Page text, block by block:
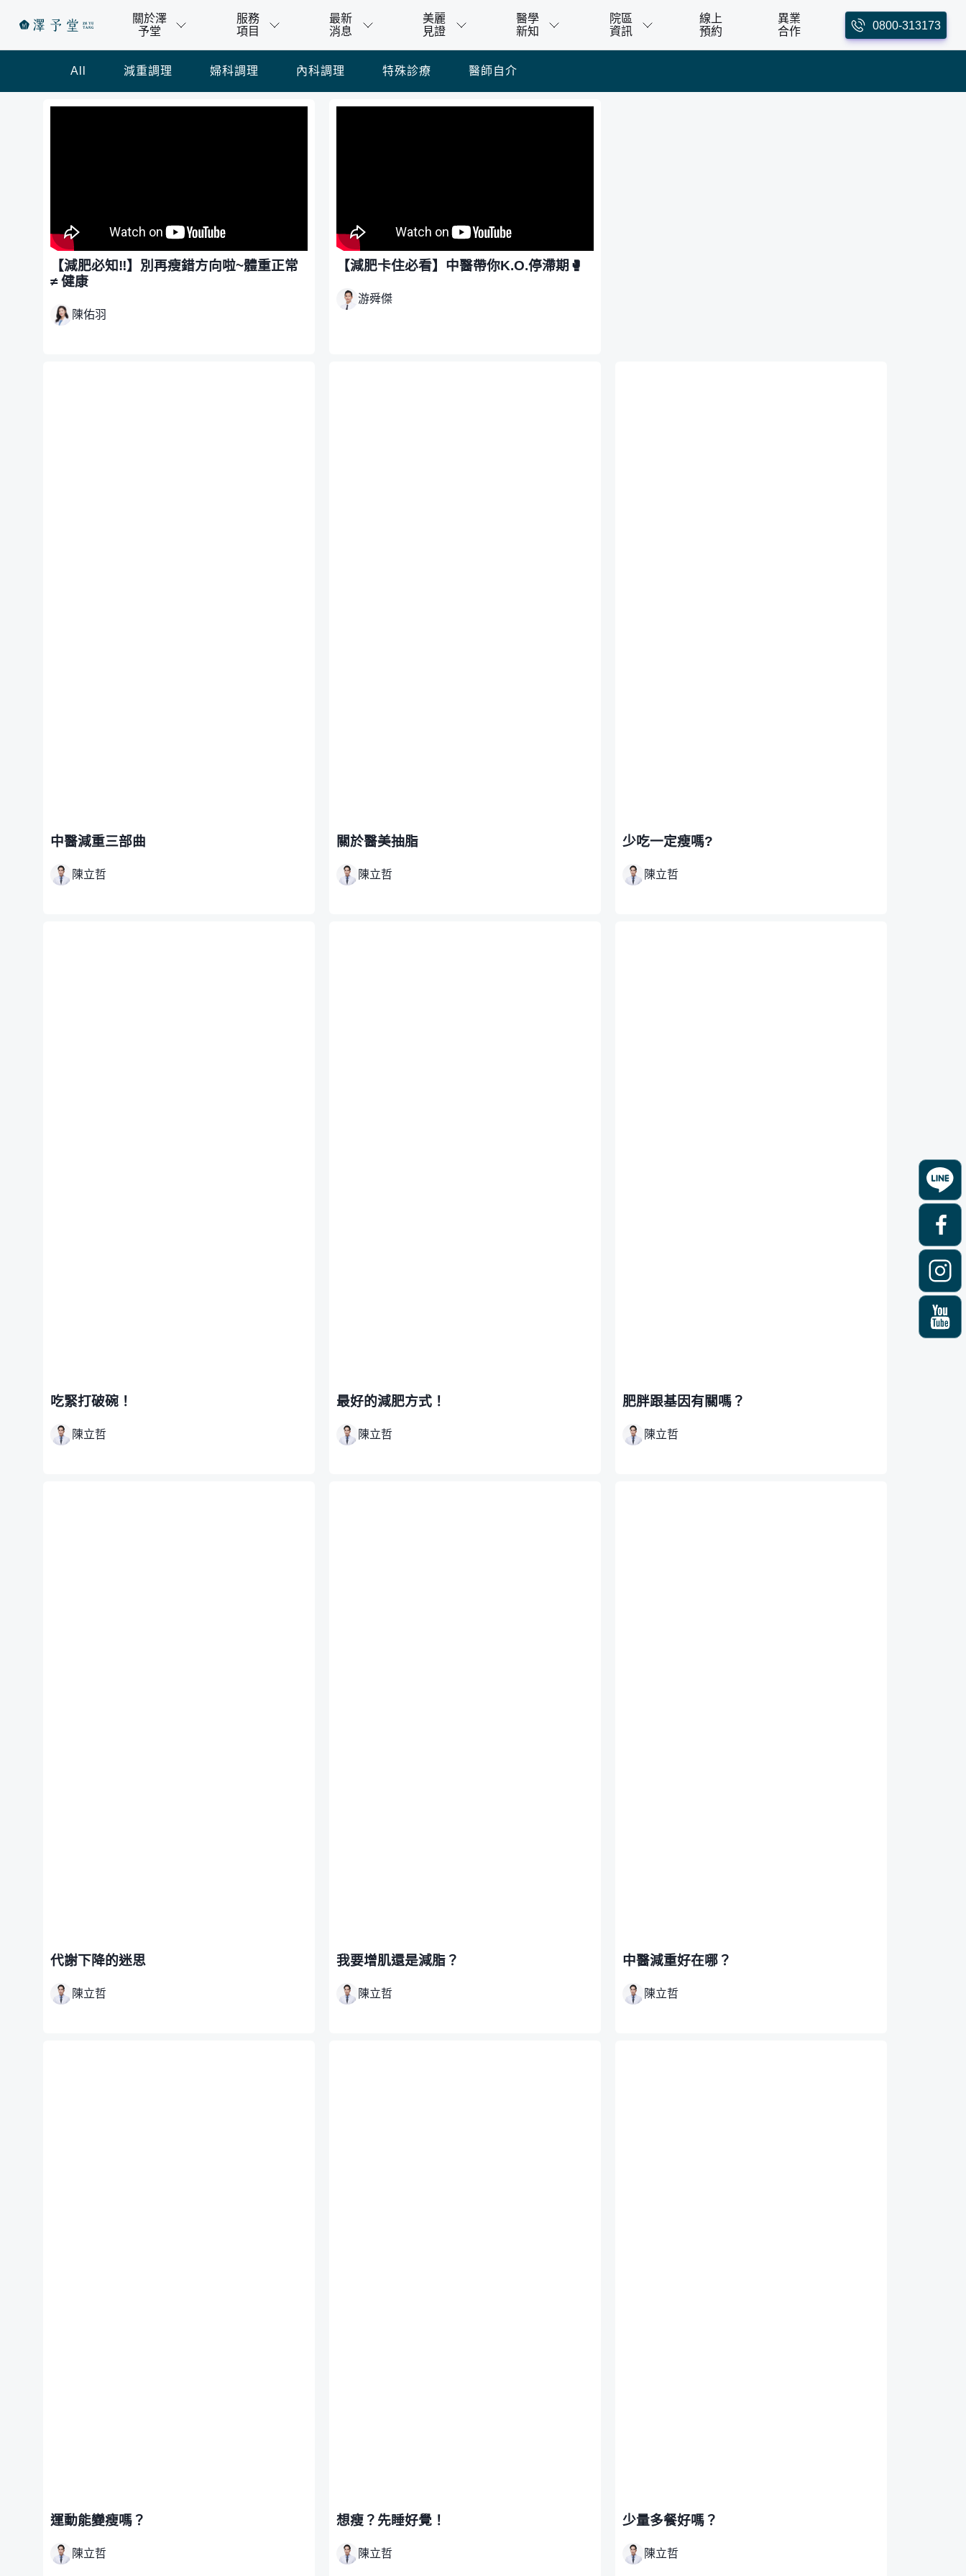
關於澤
予堂
服務
項目
最新
消息
美麗
見證
醫學
新知
院區
資訊
線上
預約
異業
合作
0800-313173
All 減重調理 婦科調理 內科調理 特殊診療 醫師自介
【減肥必知‼️】別再瘦錯方向啦~體重正常
≠ 健康
陳佑羽
【減肥卡住必看】中醫帶你K.O.停滯期🥊
游舜傑
中醫減重三部曲
陳立哲
關於醫美抽脂
陳立哲
少吃一定瘦嗎?
陳立哲
吃緊打破碗！
陳立哲
最好的減肥方式！
陳立哲
肥胖跟基因有關嗎？
陳立哲
代謝下降的迷思
陳立哲
我要增肌還是減脂？
陳立哲
中醫減重好在哪？
陳立哲
運動能變瘦嗎？
陳立哲
想瘦？先睡好覺！
陳立哲
少量多餐好嗎？
陳立哲